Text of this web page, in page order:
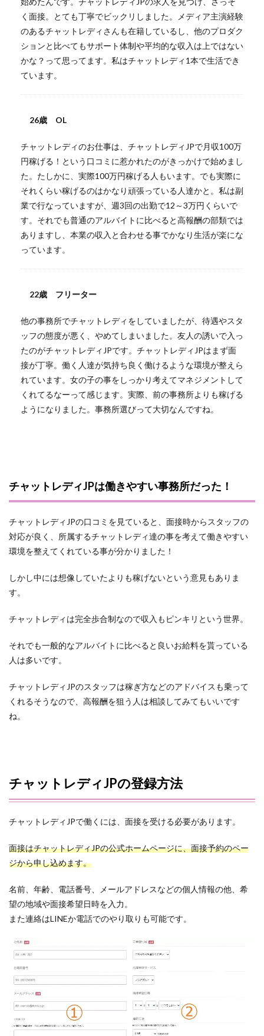
く面接。とても丁寧でビックリしました。メディア主演経験
のあるチャットレディさんも在籍しているし、他のプロダク
ションと比べてもサポート体制や平均的な収入は上ではない
かな？って思ってます。私はチャットレディ1本で生活でき
ています。
26歳 OL
チャットレディのお仕事は、チャットレディJPで月収100万
円稼げる！という口コミに惹かれたのがきっかけで始めまし
た。たしかに、実際100万円稼げる人もいます。でも実際に
それくらい稼げるのはかなり頑張っている人達かと。私は副
業で行なっていますが、週3回の出勤で12～3万円くらいで
す。それでも普通のアルバイトに比べると高報酬の部類では
ありますし、本業の収入と合わせる事でかなり生活が楽にな
っています。
22歳 フリーター
他の事務所でチャットレディをしていましたが、待遇やスタ
ッフの態度が悪く、やめてしまいました。友人の誘いで入っ
たのがチャットレディJPです。チャットレディJPはまず面
接が丁寧。働く人達が気持ち良く働けるような環境が整えら
れています。女の子の事をしっかり考えてマネジメントして
くれてるなーって感じます。実際、前の事務所よりも稼げる
ようになりました。事務所選びって大切なんですね。
チャットレディJPは働きやすい事務所だった！
チャットレディJPの口コミを見ていると、面接時からスタッフの
対応が良く、所属するチャットレディ達の事を考えて働きやすい
環境を整えてくれている事が分かりました！
しかし中には想像していたよりも稼げないという意見もありま
す。
チャットレディは完全歩合制なので収入もピンキリという世界。
それでも一般的なアルバイトに比べると良いお給料を貰っている
人は多いです。
チャットレディJPのスタッフは稼ぎ方などのアドバイスも乗って
くれるそうなので、高報酬を狙う人は相談してみてもいいです
ね。
チャットレディJPの登録方法
チャットレディJPで働くには、面接を受ける必要があります。
面接はチャットレディJPの公式ホームページに、面接予約のペー
ジから申し込めます。
名前、年齢、電話番号、メールアドレスなどの個人情報の他、希
望の地域や面接希望日時を入力。
また連絡はLINEか電話でのやり取りも可能です。